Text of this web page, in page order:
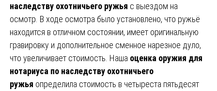
наследству охотничьего ружья с выездом на
осмотр. В ходе осмотра было установлено, что ружьё
находится в отличном состоянии, имеет оригинальную
гравировку и дополнительное сменное нарезное дуло,
что увеличивает стоимость. Наша оценка оружия для
нотариуса по наследству охотничьего
ружья определила стоимость в четыреста пятьдесят